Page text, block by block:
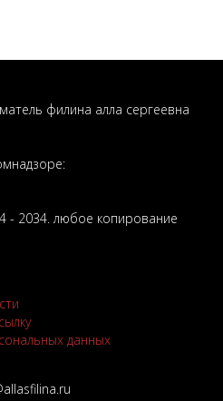
филина алла сергеевна
2034. любое копирование
данных